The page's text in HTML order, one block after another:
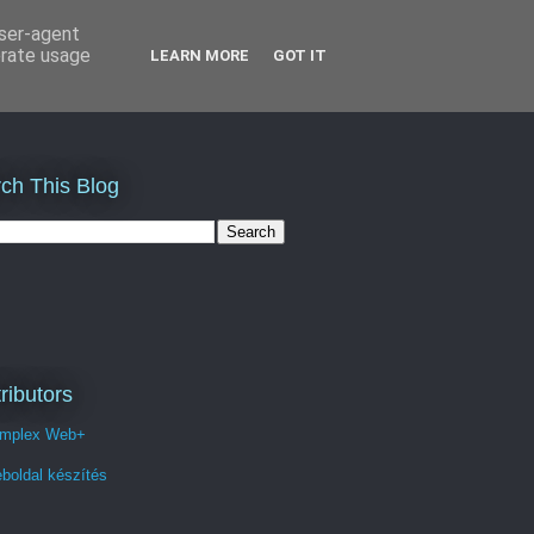
This Blog
Web+
készítés
agent
usage
LEARN MORE GOT IT